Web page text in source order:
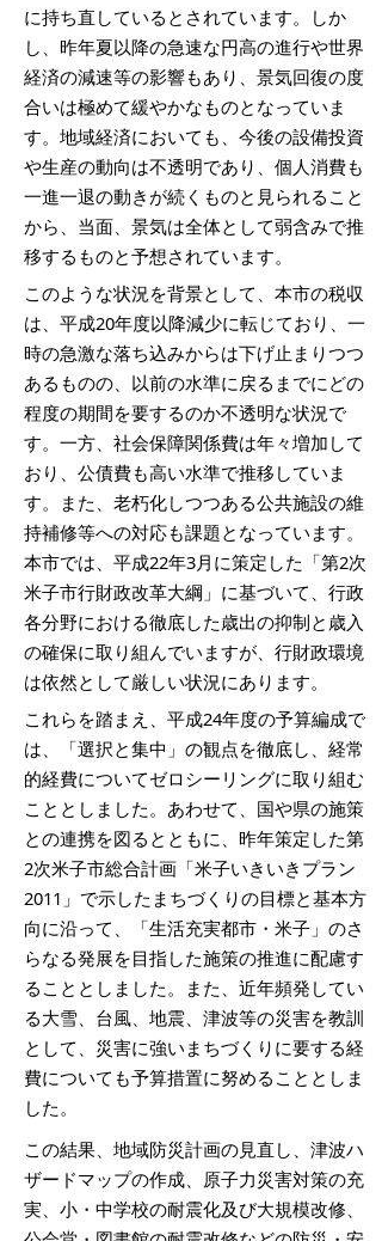
に持ち直しているとされています。しか
し、昨年夏以降の急速な円高の進行や世界
経済の減速等の影響もあり、景気回復の度
合いは極めて緩やかなものとなっていま
す。地域経済においても、今後の設備投資
や生産の動向は不透明であり、個人消費も
一進一退の動きが続くものと見られること
から、当面、景気は全体として弱含みで推
移するものと予想されています。
このような状況を背景として、本市の税収
は、平成20年度以降減少に転じており、一
時の急激な落ち込みからは下げ止まりつつ
あるものの、以前の水準に戻るまでにどの
程度の期間を要するのか不透明な状況で
す。一方、社会保障関係費は年々増加して
おり、公債費も高い水準で推移していま
す。また、老朽化しつつある公共施設の維
持補修等への対応も課題となっています。
本市では、平成22年3月に策定した「第2次
米子市行財政改革大綱」に基づいて、行政
各分野における徹底した歳出の抑制と歳入
の確保に取り組んでいますが、行財政環境
は依然として厳しい状況にあります。
これらを踏まえ、平成24年度の予算編成で
は、「選択と集中」の観点を徹底し、経常
的経費についてゼロシーリングに取り組む
こととしました。あわせて、国や県の施策
との連携を図るとともに、昨年策定した第
2次米子市総合計画「米子いきいきプラン
2011」で示したまちづくりの目標と基本方
向に沿って、「生活充実都市・米子」のさ
らなる発展を目指した施策の推進に配慮す
ることとしました。また、近年頻発してい
る大雪、台風、地震、津波等の災害を教訓
として、災害に強いまちづくりに要する経
費についても予算措置に努めることとしま
した。
この結果、地域防災計画の見直し、津波ハ
ザードマップの作成、原子力災害対策の充
実、小・中学校の耐震化及び大規模改修、